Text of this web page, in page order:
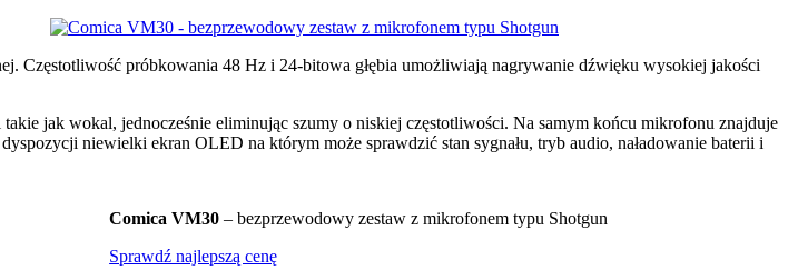
Częstotliwość próbkowania 48 Hz i 24-bitowa głębia umożliwiają nagrywanie dźwięku wysokiej jakości
jak wokal, jednocześnie eliminując szumy o niskiej częstotliwości. Na samym końcu mikrofonu znajduje
niewielki ekran OLED na którym może sprawdzić stan sygnału, tryb audio, naładowanie baterii i
Comica VM30 – bezprzewodowy zestaw z mikrofonem typu Shotgun
Sprawdź najlepszą cenę